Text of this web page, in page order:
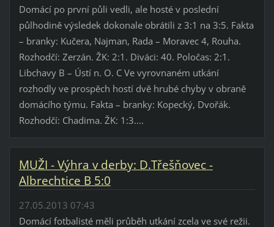
Domácí po první půli vedli, ale hosté v poslední
půlhodině výsledek dokonale obrátili z 3:1 na 3:5. Fakta
– branky: Kučera, Najman, Rada – Moravec 4, Rouha.
Rozhodčí: Zerzán. ŽK: 2:1. Diváci: 40. Poločas: 2:1.
Libchavy B – Ústí n. O. C Ve vyrovnaném utkání
rozhodly ve prospěch hostí dvě hrubé chyby v obraně
domácího týmu. Fakta – branky: Kopecký, Dvořák.
Rozhodčí: Chadima. ŽK: 1:3....
MUŽI - Výhra v derby: D.Třešňovec -
Albrechtice B 5:0
27.05.2013 07:43
Domácí fotbalisté měli průběh utkání zcela ve své režii.